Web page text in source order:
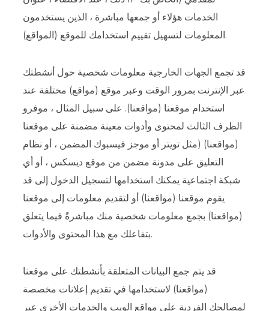
الخدمات هؤلاء أو جمعها مباشرة ، الذين يستخدمون
المعلومات لتسهيل تقييم استخدامك للموقع (المواقع).
قد تجمع الجهات الخارجية معلومات شخصية حول أنشطتك
عبر الإنترنت بمرور الوقت وعبر موقع (مواقع) مختلفة عند
استخدام موقعنا (مواقعنا). على سبيل المثال ، موفرو
الطرف الثالث لمحتوى وأدوات معينة مضمنة على موقعنا
(مواقعنا) (مثل تويتر أو موجز فيسبوك المضمن ، أو نظام
التعليق على مدونة مضمن من موقع ديسكس ، أو أي
شبكة اجتماعية يمكنك استخدامها لتسجيل الدخول إلى قد
يقوم موقعنا (مواقعنا) أو لتقديم معلومات إلى موقعنا
(مواقعنا) بجمع معلومات شخصية منك مباشرةً فيما يتعلق
بتفاعلك مع هذا المحتوى والأدوات.
قد يتم جمع البيانات المتعلقة بأنشطتك على موقعنا
(مواقعنا) لاستخدامها في تقديم إعلانات مخصصة
لمصالحك الفردية على مواقع الويب والخدمات الأخرى عبر